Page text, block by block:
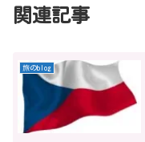
関連記事
旅のblog